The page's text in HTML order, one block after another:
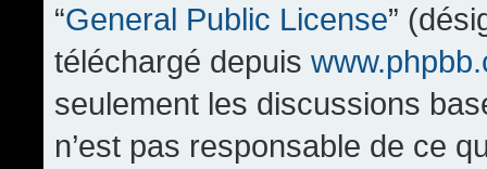
“General Public License”
téléchargé depuis
seulement les discussions
n’est pas responsable de ce